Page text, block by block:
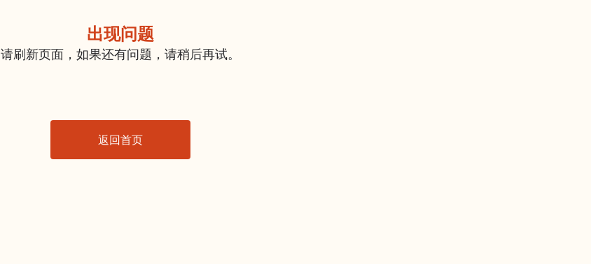
出现问题
请刷新页面，如果还有问题，请稍后再试。
返回首页